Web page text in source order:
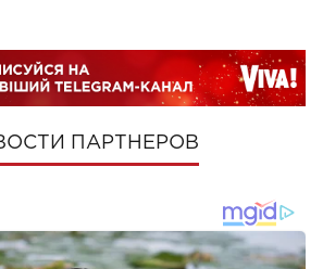
ПАРТНЕРОВ